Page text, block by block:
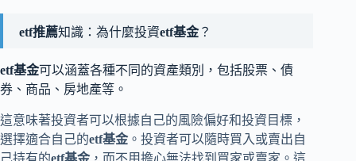
etf推薦知識：為什麼投資etf基金？
etf基金可以涵蓋各種不同的資產類別，包括股票、債
券、商品、房地產等。
這意味著投資者可以根據自己的風險偏好和投資目標，
選擇適合自己的etf基金 。投資者可以隨時買入或賣出自